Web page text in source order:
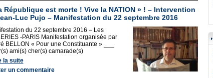
République est morte ! Vive la NATION » ! – Intervention
Luc Pujo – Manifestation du 22 septembre 2016
du 22 septembre 2016 – Les
-PARIS Manifestation organisée par
BELLON « Pour une Constituante » ___
ami(s) cher(s) camarade(s)
la suite
un commentaire